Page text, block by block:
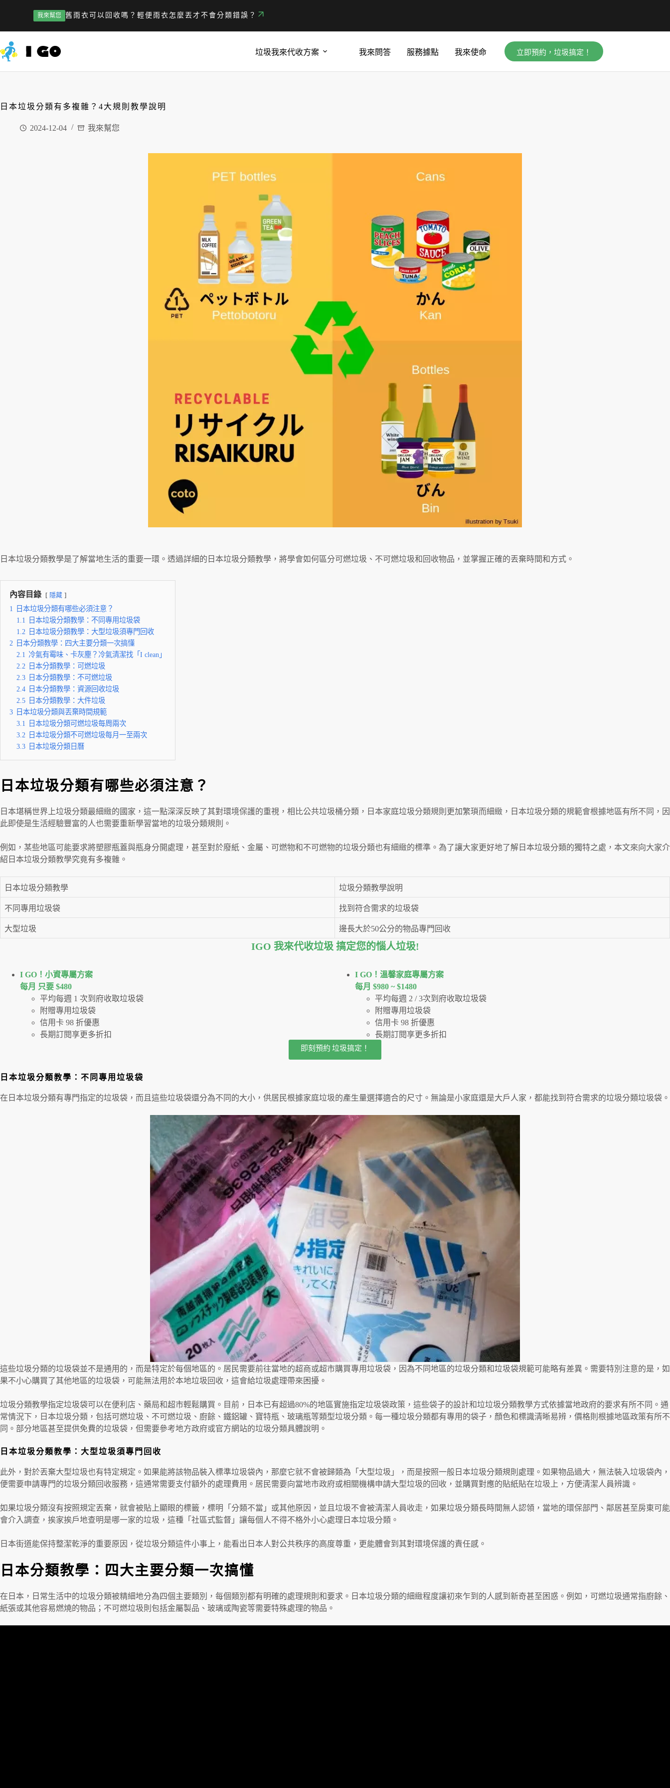
我來幫您 舊雨衣可以回收嗎？輕便雨衣怎麼丟才不會分類錯誤？
垃圾我來代收方案 我來問答 服務據點 我來使命 立即預約，垃圾搞定！
日本垃圾分類有多複雜？4大規則教學說明
2024-12-04 我來幫您
日本垃圾分類教學是了解當地生活的重要一環。透過詳細的日本垃圾分類教學，將學會如何區分可燃垃圾、不可燃垃圾和回收物品，並掌握正確的丟棄時間和方式。
內容目錄 隱藏
1
日本垃圾分類有哪些必須注意？
1.1
日本垃圾分類教學：不同專用垃圾袋
1.2
日本垃圾分類教學：大型垃圾須專門回收
2
日本分類教學：四大主要分類一次搞懂
2.1 冷氣有霉味、卡灰塵？冷氣清潔找「I clean」
2.2
日本分類教學：可燃垃圾
2.3 日本分類教學：不可燃垃圾
2.4 日本分類教學：資源回收垃圾
2.5 日本分類教學：大件垃圾
3 日本垃圾分類與丟棄時間規範
3.1
日本垃圾分類可燃垃圾每周兩次
3.2
日本垃圾分類不可燃垃圾每月一至兩次
3.3 日本垃圾分類日曆
日本垃圾分類有哪些必須注意？
日本堪稱世界上垃圾分類最細緻的國家，這一點深深反映了其對環境保護的重視，相比公共垃圾桶分類，日本家庭垃圾分類規則更加繁瑣而細緻，日本垃圾分類的規範會根據地區有所不同，因
此即使是生活經驗豐富的人也需要重新學習當地的垃圾分類規則。
例如，某些地區可能要求將塑膠瓶蓋與瓶身分開處理，甚至對於廢紙、金屬、可燃物和不可燃物的垃圾分類也有細緻的標準。為了讓大家更好地了解日本垃圾分類的獨特之處，本文來向大家介
紹日本垃圾分類教學究竟有多複雜。
日本垃圾分類教學 垃圾分類教學說明
不同專用垃圾袋 找到符合需求的垃圾袋
大型垃圾 邊長大於50公分的物品專門回收
IGO 我來代收垃圾 搞定您的惱人垃圾!
I GO！⼩資專屬⽅案
每月 只要 $480
平均每週 1 次到府收取垃圾袋
附贈專用垃圾袋
信用卡 98 折優惠
長期訂閱享更多折扣
I GO！溫馨家庭專屬方案
每月 $980 ~ $1480
平均每週 2 / 3次到府收取垃圾袋
附贈專用垃圾袋
信用卡 98 折優惠
長期訂閱享更多折扣
即刻預約 垃圾搞定！
日本垃圾分類教學：不同專用垃圾袋
在日本垃圾分類有專門指定的垃圾袋，而且這些垃圾袋還分為不同的大小，供居民根據家庭垃圾的產生量選擇適合的尺寸。無論是小家庭還是大戶人家，都能找到符合需求的垃圾分類垃圾袋。
這些垃圾分類的垃圾袋並不是通用的，而是特定於每個地區的。居民需要前往當地的超商或超市購買專用垃圾袋，因為不同地區的垃圾分類和垃圾袋規範可能略有差異。需要特別注意的是，如
果不小心購買了其他地區的垃圾袋，可能無法用於本地垃圾回收，這會給垃圾處理帶來困擾。
垃圾分類教學指定垃圾袋可以在便利店、藥局和超市輕鬆購買。目前，日本已有超過80%的地區實施指定垃圾袋政策，這些袋子的設計和垃垃圾分類教學方式依據當地政府的要求有所不同。通
常情況下，日本垃圾分類，包括可燃垃圾、不可燃垃圾、廚餘、鐵鋁罐、寶特瓶、玻璃瓶等類型垃圾分類。每一種垃圾分類都有專用的袋子，顏色和標識清晰易辨，價格則根據地區政策有所不
同。部分地區甚至提供免費的垃圾袋，但需要參考地方政府或官方網站的垃圾分類具體說明。
日本垃圾分類教學：大型垃圾須專門回收
此外，對於丟棄大型垃圾也有特定規定。如果能將該物品裝入標準垃圾袋內，那麼它就不會被歸類為「大型垃圾」，而是按照一般日本垃圾分類規則處理。如果物品過大，無法裝入垃圾袋內，
便需要申請專門的垃圾分類回收服務，這通常需要支付額外的處理費用。居民需要向當地市政府或相關機構申請大型垃圾的回收，並購買對應的貼紙貼在垃圾上，方便清潔人員辨識。
如果垃圾分類沒有按照規定丟棄，就會被貼上顯眼的標籤，標明「分類不當」或其他原因，並且垃圾不會被清潔人員收走，如果垃圾分類長時間無人認領，當地的環保部門、鄰居甚至房東可能
會介入調查，挨家挨戶地查明是哪一家的垃圾，這種「社區式監督」讓每個人不得不格外小心處理日本垃圾分類。
日本街道能保持整潔乾淨的重要原因，從垃圾分類這件小事上，能看出日本人對公共秩序的高度尊重，更能體會到其對環境保護的責任感。
日本分類教學：四大主要分類一次搞懂
在日本，日常生活中的垃圾分類被精細地分為四個主要類別，每個類別都有明確的處理規則和要求。日本垃圾分類的細緻程度讓初來乍到的人感到新奇甚至困惑。例如，可燃垃圾通常指廚餘、
紙張或其他容易燃燒的物品；不可燃垃圾則包括金屬製品、玻璃或陶瓷等需要特殊處理的物品。